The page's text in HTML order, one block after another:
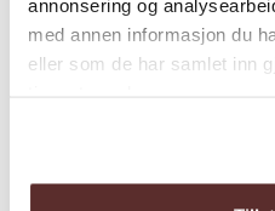
annonsering og
med annen informasjon du
eller som de har samlet inn
wer abergläubisch ist,
Bei schlechtem
besonders groß sein.
Saison